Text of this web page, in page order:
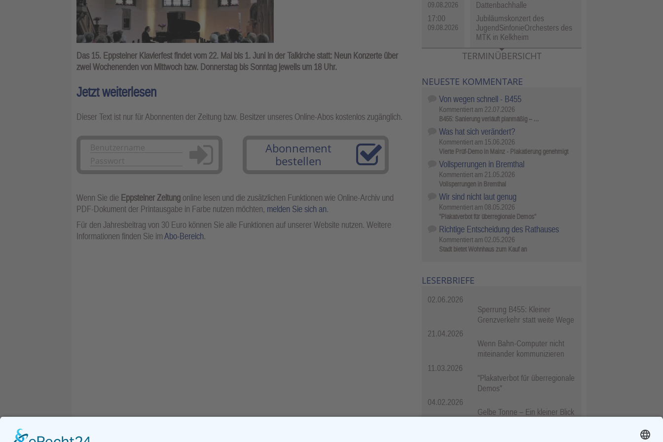
Das 15. Eppsteiner Klavierfest findet vom 22. Mai bis 1. Juni in der Talkirche statt: Neun Konzerte über
zwei Wochenenden von Mittwoch bzw. Donnerstag bis Sonntag jeweils um 18 Uhr.
Jetzt weiterlesen
Dieser Text ist nur für Abonnenten der Zeitung bzw. Besitzer unseres Online-Abos kostenlos zugänglich.
Anmelden
Abonnement
bestellen
Wenn Sie die Eppsteiner Zeitung online lesen und die zusätzlichen Funktionen wie Online-Archiv und
PDF-Dokument der Printausgabe in Farbe nutzen möchten, melden Sie sich an.
Für den Jahresbeitrag von 30 Euro können Sie alle Funktionen auf unserer Website nutzen. Weitere
Informationen finden Sie imAbo-Bereich.
09.08.2026
Dattenbachhalle
17:00
09.08.2026
Jubiläumskonzert des
JugendSinfonieOrchesters des
MTK in Kelkheim
TERMINÜBERSICHT
NEUESTE KOMMENTARE
Von wegen schnell - B455
Kommentiert am 22.07.2026
B455: Sanierung verläuft planmäßig – …
Was hat sich verändert?
Kommentiert am 15.06.2026
Vierte Prüf-Demo in Mainz - Plakatierung genehmigt
Vollsperrungen in Bremthal
Kommentiert am 21.05.2026
Vollsperrungen in Bremthal
Wir sind nicht laut genug
Kommentiert am 08.05.2026
"Plakatverbot für überregionale Demos"
Richtige Entscheidung des Rathauses
Kommentiert am 02.05.2026
Stadt bietet Wohnhaus zum Kauf an
LESERBRIEFE
02.06.2026
Sperrung B455: Kleiner
Grenzverkehr statt weite Wege
21.04.2026
Wenn Bahn-Computer nicht
miteinander kommunizieren
11.03.2026
"Plakatverbot für überregionale
Demos"
04.02.2026
Gelbe Tonne – Ein kleiner Blick